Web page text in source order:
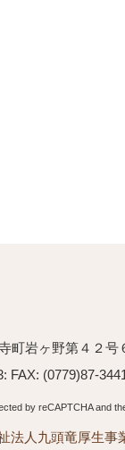
町岩ヶ野第４２号
FAX: (0779)87-
by reCAPTCHA and
法人九頭竜厚生事